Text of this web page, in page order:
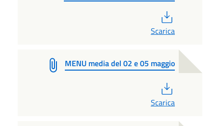
Scarica
MENU media del 02 e 05 maggio
Scarica